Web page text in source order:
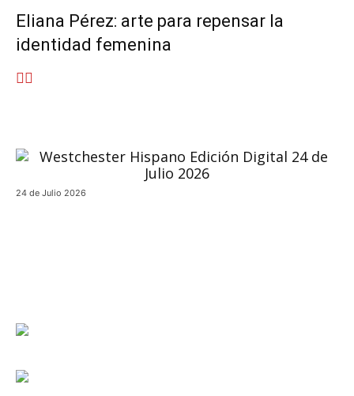
Eliana Pérez: arte para repensar la
identidad femenina
24 de Julio 2026